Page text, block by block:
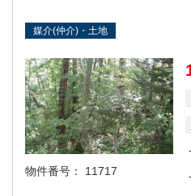
媒介(仲介)・土地
物件番号： 11717